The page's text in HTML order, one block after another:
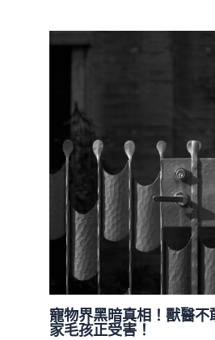
寵物界黑暗真相！獸醫
家毛孩正受害！